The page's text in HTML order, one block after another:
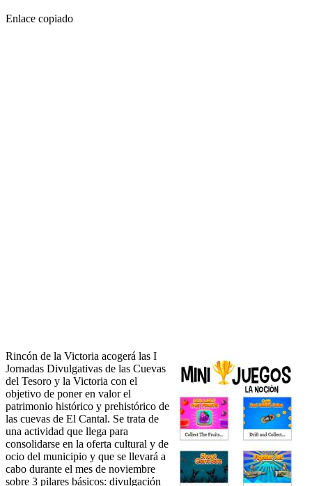
Enlace copiado
Rincón de la Victoria acogerá las I
Jornadas Divulgativas de las Cuevas
del Tesoro y la Victoria con el
objetivo de poner en valor el
patrimonio histórico y prehistórico de
las cuevas de El Cantal. Se trata de
una actividad que llega para
consolidarse en la oferta cultural y de
ocio del municipio y que se llevará a
cabo durante el mes de noviembre
sobre 3 pilares básicos: divulgación